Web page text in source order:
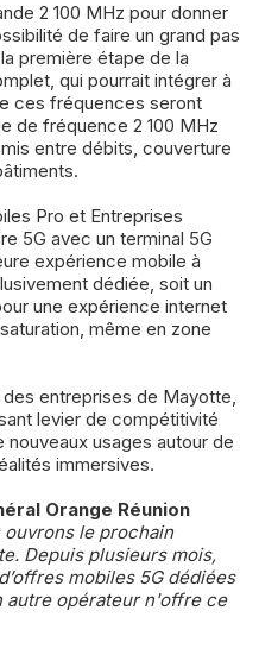
2 100 MHz pour donner
de faire un grand pas
première étape de la
qui pourrait intégrer à
ces fréquences seront
de fréquence 2 100 MHz
entre débits, couverture
Pro et Entreprises
5G avec un terminal 5G
expérience mobile à
dédiée, soit un
une expérience internet
même en zone
des entreprises de Mayotte,
levier de compétitivité
nouveaux usages autour de
immersives.
Orange Réunion
le prochain
Depuis plusieurs mois,
mobiles 5G dédiées
autre opérateur n'offre ce